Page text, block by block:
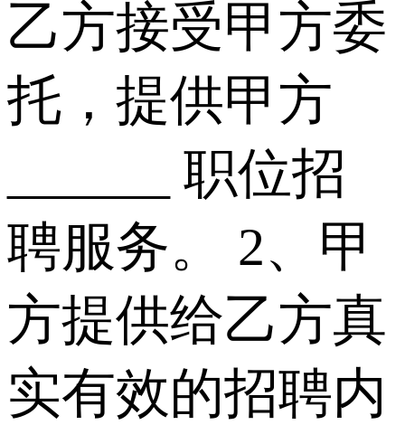
乙方接受甲方委
托，提供甲方
______ 职位招
聘服务。 2、甲
方提供给乙方真
实有效的招聘内